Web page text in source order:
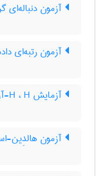
آزمون دنباله‌ای
آزمون رتبه‌ای
آزمایش H ، H-آزمایش
آزمون هالدِین-